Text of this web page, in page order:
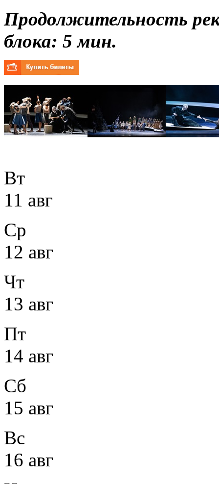
Продолжительность
блока: 5 мин.
Вт
11 авг
Ср
12 авг
Чт
13 авг
Пт
14 авг
Сб
15 авг
Вс
16 авг